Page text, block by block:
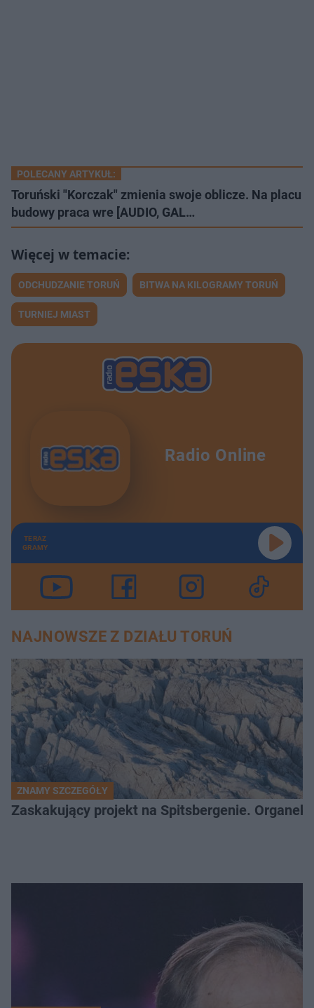
POLECANY ARTYKUŁ:
Toruński "Korczak" zmienia swoje oblicze. Na placu
budowy praca wre [AUDIO, GAL…
ODCHUDZANIE TORUŃ BITWA NA KILOGRAMY TORUŃ
TURNIEJ MIAST
Radio Online
TERAZ
GRAMY
NAJNOWSZE Z DZIAŁU TORUŃ
ZNAMY SZCZEGÓŁY
Zaskakujący projekt na Spitsbergenie.